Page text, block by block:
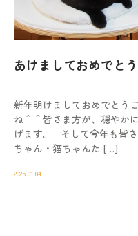
あけましておめでと
新年明けましておめでとう
ね＾＾皆さま方が、穏やか
げます。 そして今年も皆
ちゃん・猫ちゃんた […]
2025.01.04